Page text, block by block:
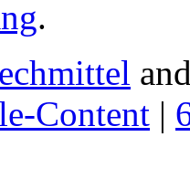
.
Content |